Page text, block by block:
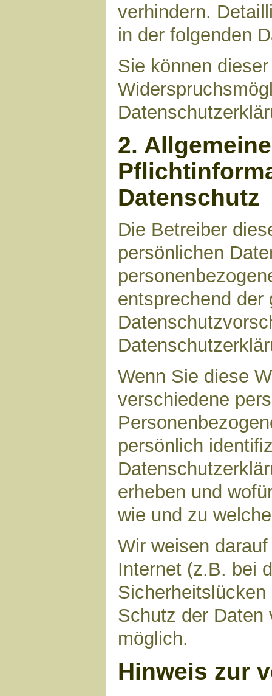
verhindern.
in der folgenden
Sie können
2.
Datenschutz
Die Betreiber
persönlichen
entsprechend der
Wenn Sie diese
verschiedene
persönlich
erheben und
wie und zu
Wir weisen
Internet (z.B. bei
Schutz der Daten
möglich.
Hinweis zur